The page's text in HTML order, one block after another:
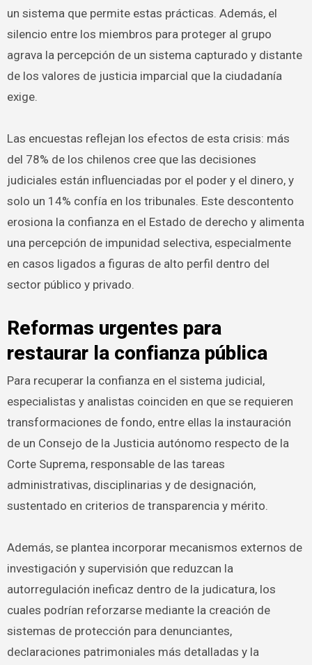
un sistema que permite estas prácticas. Además, el
silencio entre los miembros para proteger al grupo
agrava la percepción de un sistema capturado y distante
de los valores de justicia imparcial que la ciudadanía
exige.
Las encuestas reflejan los efectos de esta crisis: más
del 78% de los chilenos cree que las decisiones
judiciales están influenciadas por el poder y el dinero, y
solo un 14% confía en los tribunales. Este descontento
erosiona la confianza en el Estado de derecho y alimenta
una percepción de impunidad selectiva, especialmente
en casos ligados a figuras de alto perfil dentro del
sector público y privado.
Reformas urgentes para
restaurar la confianza pública
Para recuperar la confianza en el sistema judicial,
especialistas y analistas coinciden en que se requieren
transformaciones de fondo, entre ellas la instauración
de un Consejo de la Justicia autónomo respecto de la
Corte Suprema, responsable de las tareas
administrativas, disciplinarias y de designación,
sustentado en criterios de transparencia y mérito.
Además, se plantea incorporar mecanismos externos de
investigación y supervisión que reduzcan la
autorregulación ineficaz dentro de la judicatura, los
cuales podrían reforzarse mediante la creación de
sistemas de protección para denunciantes,
declaraciones patrimoniales más detalladas y la